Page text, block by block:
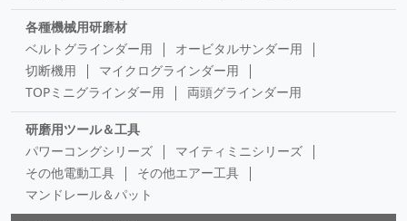
各種機械用研磨材
ベルトグラインダー用
オービタルサンダー用
切断機用
マイクログラインダー用
TOPミニグラインダー用
両頭グラインダー用
研磨用ツール＆工具
パワーコングシリーズ
マイティミニシリーズ
その他電動工具
その他エアー工具
マンドレール＆パット